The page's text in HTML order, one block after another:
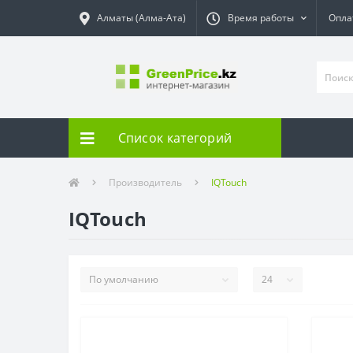
Алматы (Алма-Ата) Время работы
Список категорий
Производитель IQTouch
IQTouch